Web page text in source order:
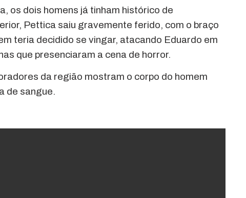
os dois homens já tinham histórico de
Pettica saiu gravemente ferido, com o braço
teria decidido se vingar, atacando Eduardo em
que presenciaram a cena de horror.
da região mostram o corpo do homem
de sangue.